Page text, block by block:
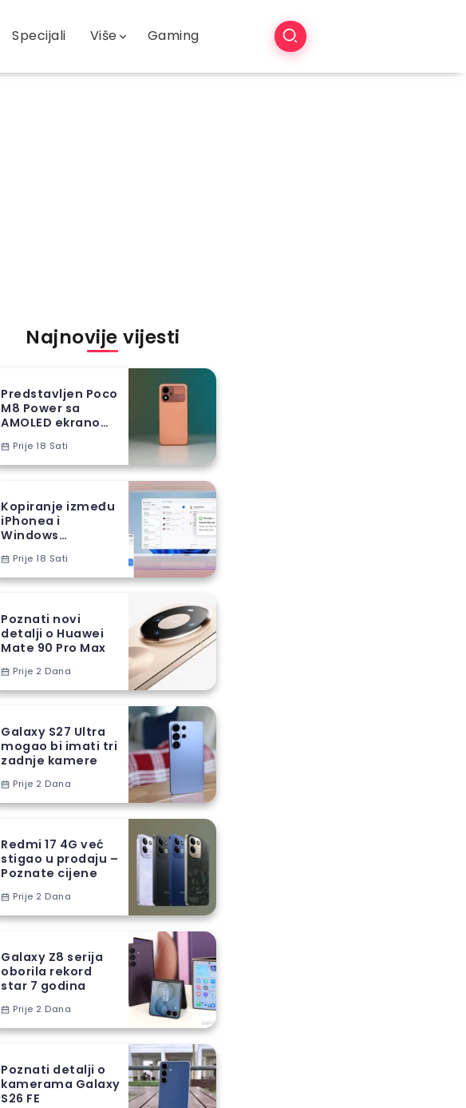
Specijali Više Gaming
Najnovije vijesti
Predstavljen Poco
M8 Power sa
AMOLED ekranom i
baterijom
Prije 18 Sati
Kopiranje između
iPhonea i
Windows
EUPrije 18 Sati
Poznati novi
detalji o Huawei
Mate 90 Pro Max
Prije 2 Dana
Galaxy S27 Ultra
mogao bi imati tri
zadnje kamere
Prije 2 Dana
Redmi 17 4G već
stigao u prodaju –
Poznate cijene
Prije 2 Dana
Galaxy Z8 serija
oborila rekord
star 7 godina
Prije 2 Dana
Poznati detalji o
kamerama Galaxy
S26 FE